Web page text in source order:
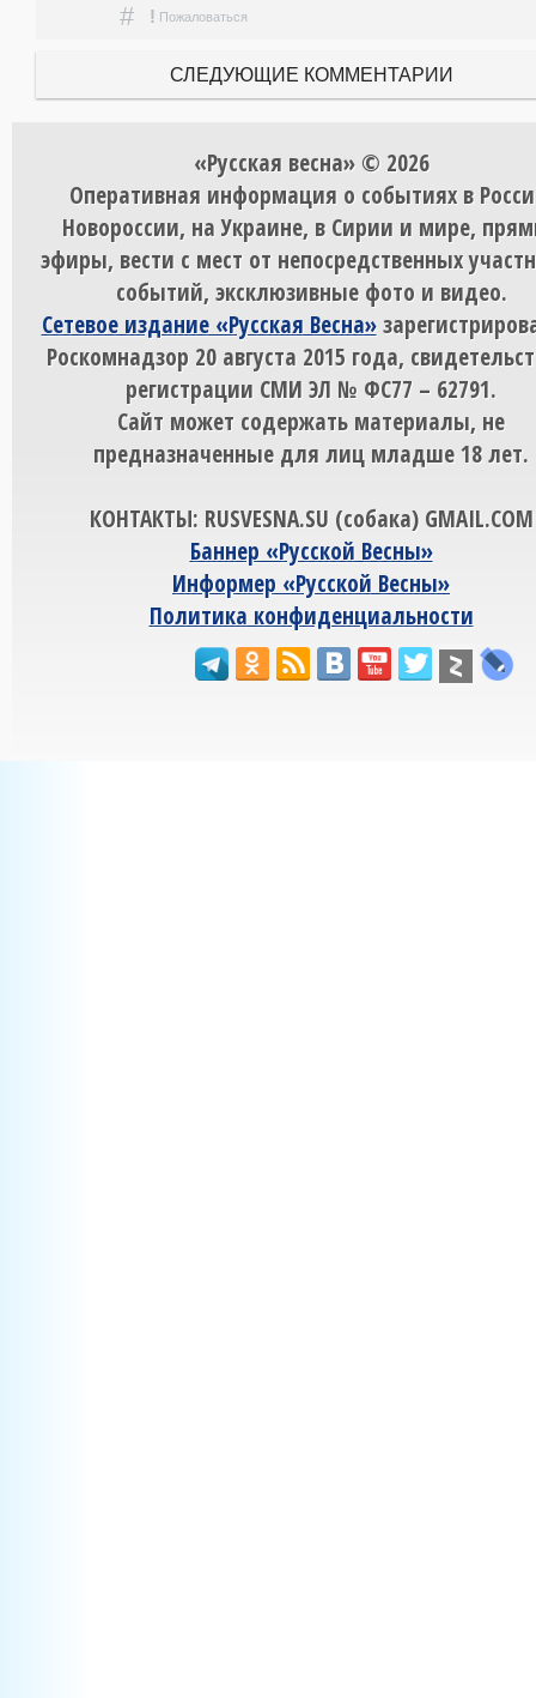
# ! Пожаловаться
СЛЕДУЮЩИЕ КОММЕНТАРИИ
«Русская весна» © 2026
Оперативная информация о событиях в
Новороссии, на Украине, в Сирии и мире,
эфиры, вести с мест от непосредственных
событий, эксклюзивные фото и видео.
Сетевое издание «Русская Весна»
Роскомнадзор 20 августа 2015 года,
регистрации СМИ ЭЛ № ФС77 – 62791.
Сайт может содержать материалы, не
предназначенные для лиц младше 18 лет.
КОНТАКТЫ: RUSVESNA.SU (собака) GMAIL.COM
Баннер «Русской Весны»
Информер «Русской Весны»
Политика конфиденциальности